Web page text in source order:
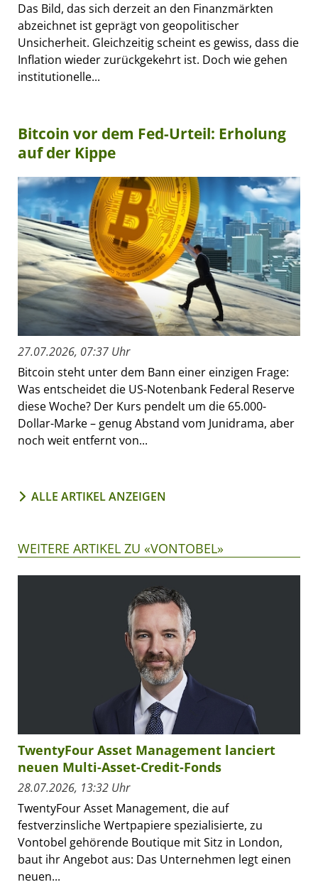
Das Bild, das sich derzeit an den Finanzmärkten
abzeichnet ist geprägt von geopolitischer
Unsicherheit. Gleichzeitig scheint es gewiss, dass die
Inflation wieder zurückgekehrt ist. Doch wie gehen
institutionelle...
Bitcoin vor dem Fed-Urteil: Erholung
auf der Kippe
27.07.2026, 07:37 Uhr
Bitcoin steht unter dem Bann einer einzigen Frage:
Was entscheidet die US-Notenbank Federal Reserve
diese Woche? Der Kurs pendelt um die 65.000-
Dollar-Marke – genug Abstand vom Junidrama, aber
noch weit entfernt von...
ALLE ARTIKEL ANZEIGEN
WEITERE ARTIKEL ZU «VONTOBEL»
TwentyFour Asset Management lanciert
neuen Multi-Asset-Credit-Fonds
28.07.2026, 13:32 Uhr
TwentyFour Asset Management, die auf
festverzinsliche Wertpapiere spezialisierte, zu
Vontobel gehörende Boutique mit Sitz in London,
baut ihr Angebot aus: Das Unternehmen legt einen
neuen...